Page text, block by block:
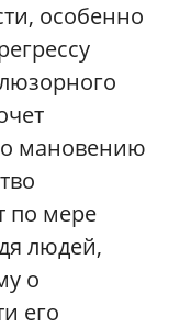
особенно
мановению
по мере
людей,
о
его